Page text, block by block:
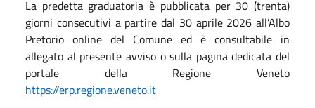
La predetta graduatoria è pubblicata per 30 (trenta)
giorni consecutivi a partire dal 30 aprile 2026 all’Albo
Pretorio online del Comune ed è consultabile in
allegato al presente avviso o sulla pagina dedicata del
portale della Regione Veneto
https://erp.regione.veneto.it